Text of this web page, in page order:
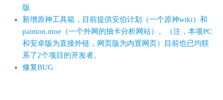
版
新增原神工具箱，目前提供安伯计划（一个原神wiki）和
paimon.moe（一个外网的抽卡分析网站）。（注，本项PC
和安卓版为直接外链，网页版为内置网页）目前也已均联
系了2个项目的开发者。
修复BUG